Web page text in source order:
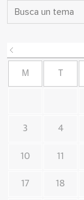
M
3 4
10 11
17 18